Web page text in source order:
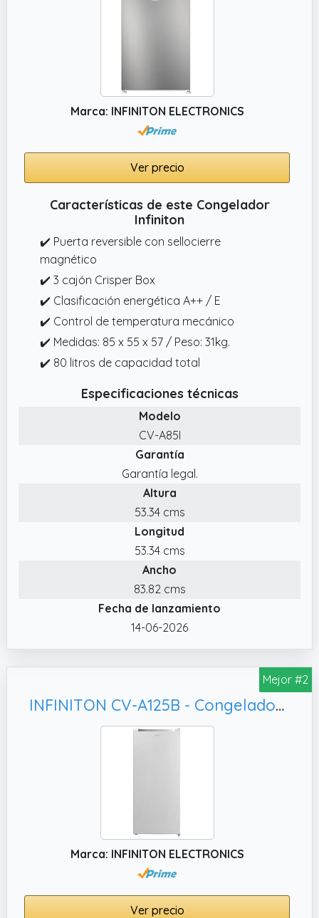
Marca: INFINITON ELECTRONICS
Ver precio
Características de este Congelador
Infiniton
✔️ Puerta reversible con sellocierre
magnético
✔️ 3 cajón Crisper Box
✔️ Clasificación energética A++ / E
✔️ Control de temperatura mecánico
✔️ Medidas: 85 x 55 x 57 / Peso: 31kg.
✔️ 80 litros de capacidad total
Especificaciones técnicas
Modelo
CV-A85I
Garantía
Garantía legal.
Altura
53.34 cms
Longitud
53.34 cms
Ancho
83.82 cms
Fecha de lanzamiento
14-06-2026
Mejor #2
INFINITON CV-A125B - Congelador Vertical, Blanco
Marca: INFINITON ELECTRONICS
Ver precio